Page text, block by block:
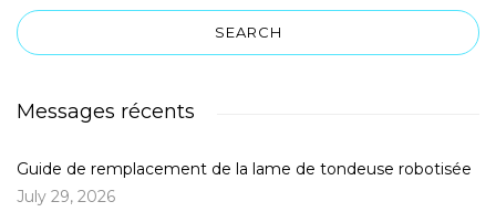
Messages récents
Guide de remplacement de la lame de tondeuse robotisée
July 29, 2026